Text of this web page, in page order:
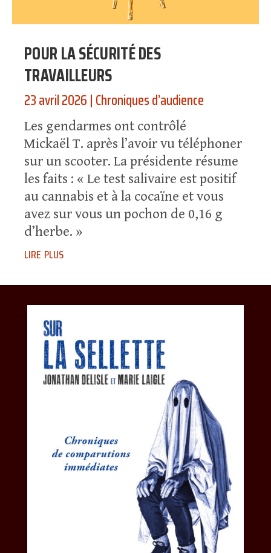
POUR LA SÉCURITÉ DES
TRAVAILLEURS
23 avril 2026|Chroniques d’audience
Les gendarmes ont contrôlé
Mickaël T. après l’avoir vu téléphoner
sur un scooter. La présidente résume
les faits : « Le test salivaire est positif
au cannabis et à la cocaïne et vous
avez sur vous un pochon de 0,16 g
d’herbe. »
lire plus